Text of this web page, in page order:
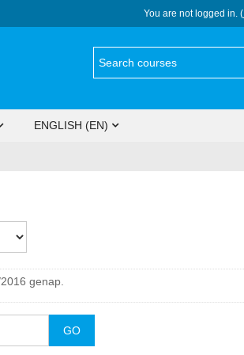
You are not logged in. (
ENGLISH (EN)
genap.